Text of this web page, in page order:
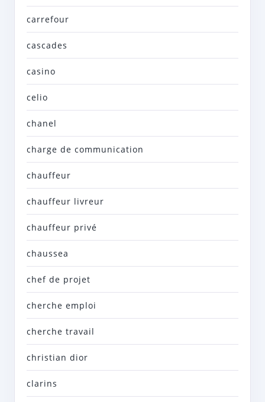
carrefour
cascades
casino
celio
chanel
charge de communication
chauffeur
chauffeur livreur
chauffeur privé
chaussea
chef de projet
cherche emploi
cherche travail
christian dior
clarins